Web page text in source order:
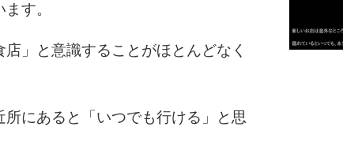
す。
」と意識することがほとんどなく
にあると「いつでも行ける」と思
3